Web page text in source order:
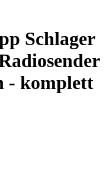
Schlager
- komplett